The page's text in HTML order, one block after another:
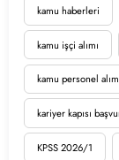
kamu haberleri
kamu işçi alımı
kamu personel
kariyer kapısı
KPSS 2026/1